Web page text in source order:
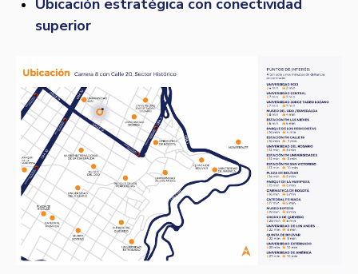
Ubicación estratégica con conectividad
superior